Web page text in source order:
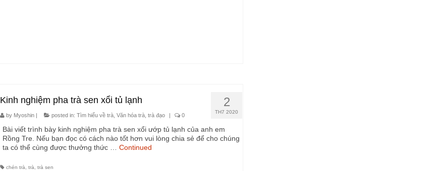
2
TH7 2020
Kinh nghiệm pha trà sen xổi tủ lạnh
by Myoshin| posted in: Tìm hiểu về trà, Văn hóa trà, trà đạo | 0
Bài viết trình bày kinh nghiệm pha trà sen xổi ướp tủ lạnh của anh em
Rồng Tre. Nếu bạn đọc có cách nào tốt hơn vui lòng chia sẻ để cho chúng
ta có thể cùng được thưởng thức … Continued
chén trà trà trà sen